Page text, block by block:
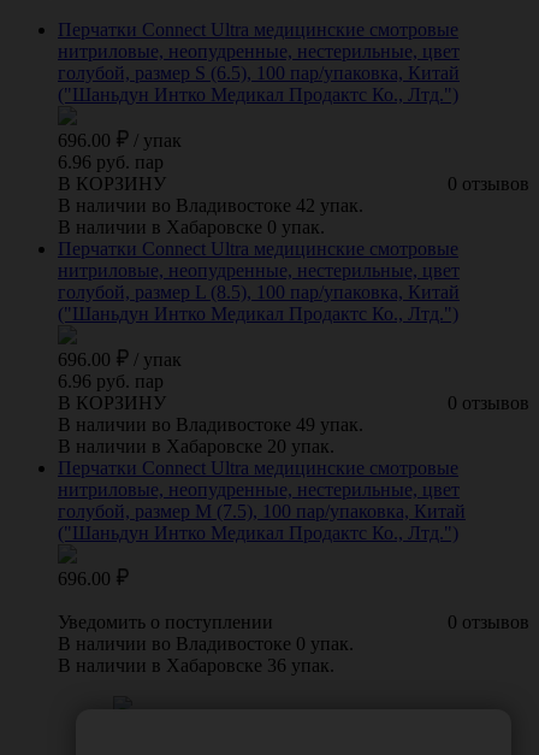
Перчатки Connect Ultra медицинские смотровые
нитриловые, неопудренные, нестерильные, цвет
голубой, размер S (6.5), 100 пар/упаковка, Китай
("Шаньдун Интко Медикал Продактс Ко., Лтд.")
696.00 / упак
6.96 руб. пар
0 отзывов
В КОРЗИНУ
В наличии во Владивостоке 42 упак.
В наличии в Хабаровске 0 упак.
Перчатки Connect Ultra медицинские смотровые
нитриловые, неопудренные, нестерильные, цвет
голубой, размер L (8.5), 100 пар/упаковка, Китай
("Шаньдун Интко Медикал Продактс Ко., Лтд.")
696.00 / упак
6.96 руб. пар
0 отзывов
В КОРЗИНУ
В наличии во Владивостоке 49 упак.
В наличии в Хабаровске 20 упак.
Перчатки Connect Ultra медицинские смотровые
нитриловые, неопудренные, нестерильные, цвет
голубой, размер M (7.5), 100 пар/упаковка, Китай
("Шаньдун Интко Медикал Продактс Ко., Лтд.")
696.00
0 отзывов
Уведомить о поступлении
В наличии во Владивостоке 0 упак.
В наличии в Хабаровске 36 упак.